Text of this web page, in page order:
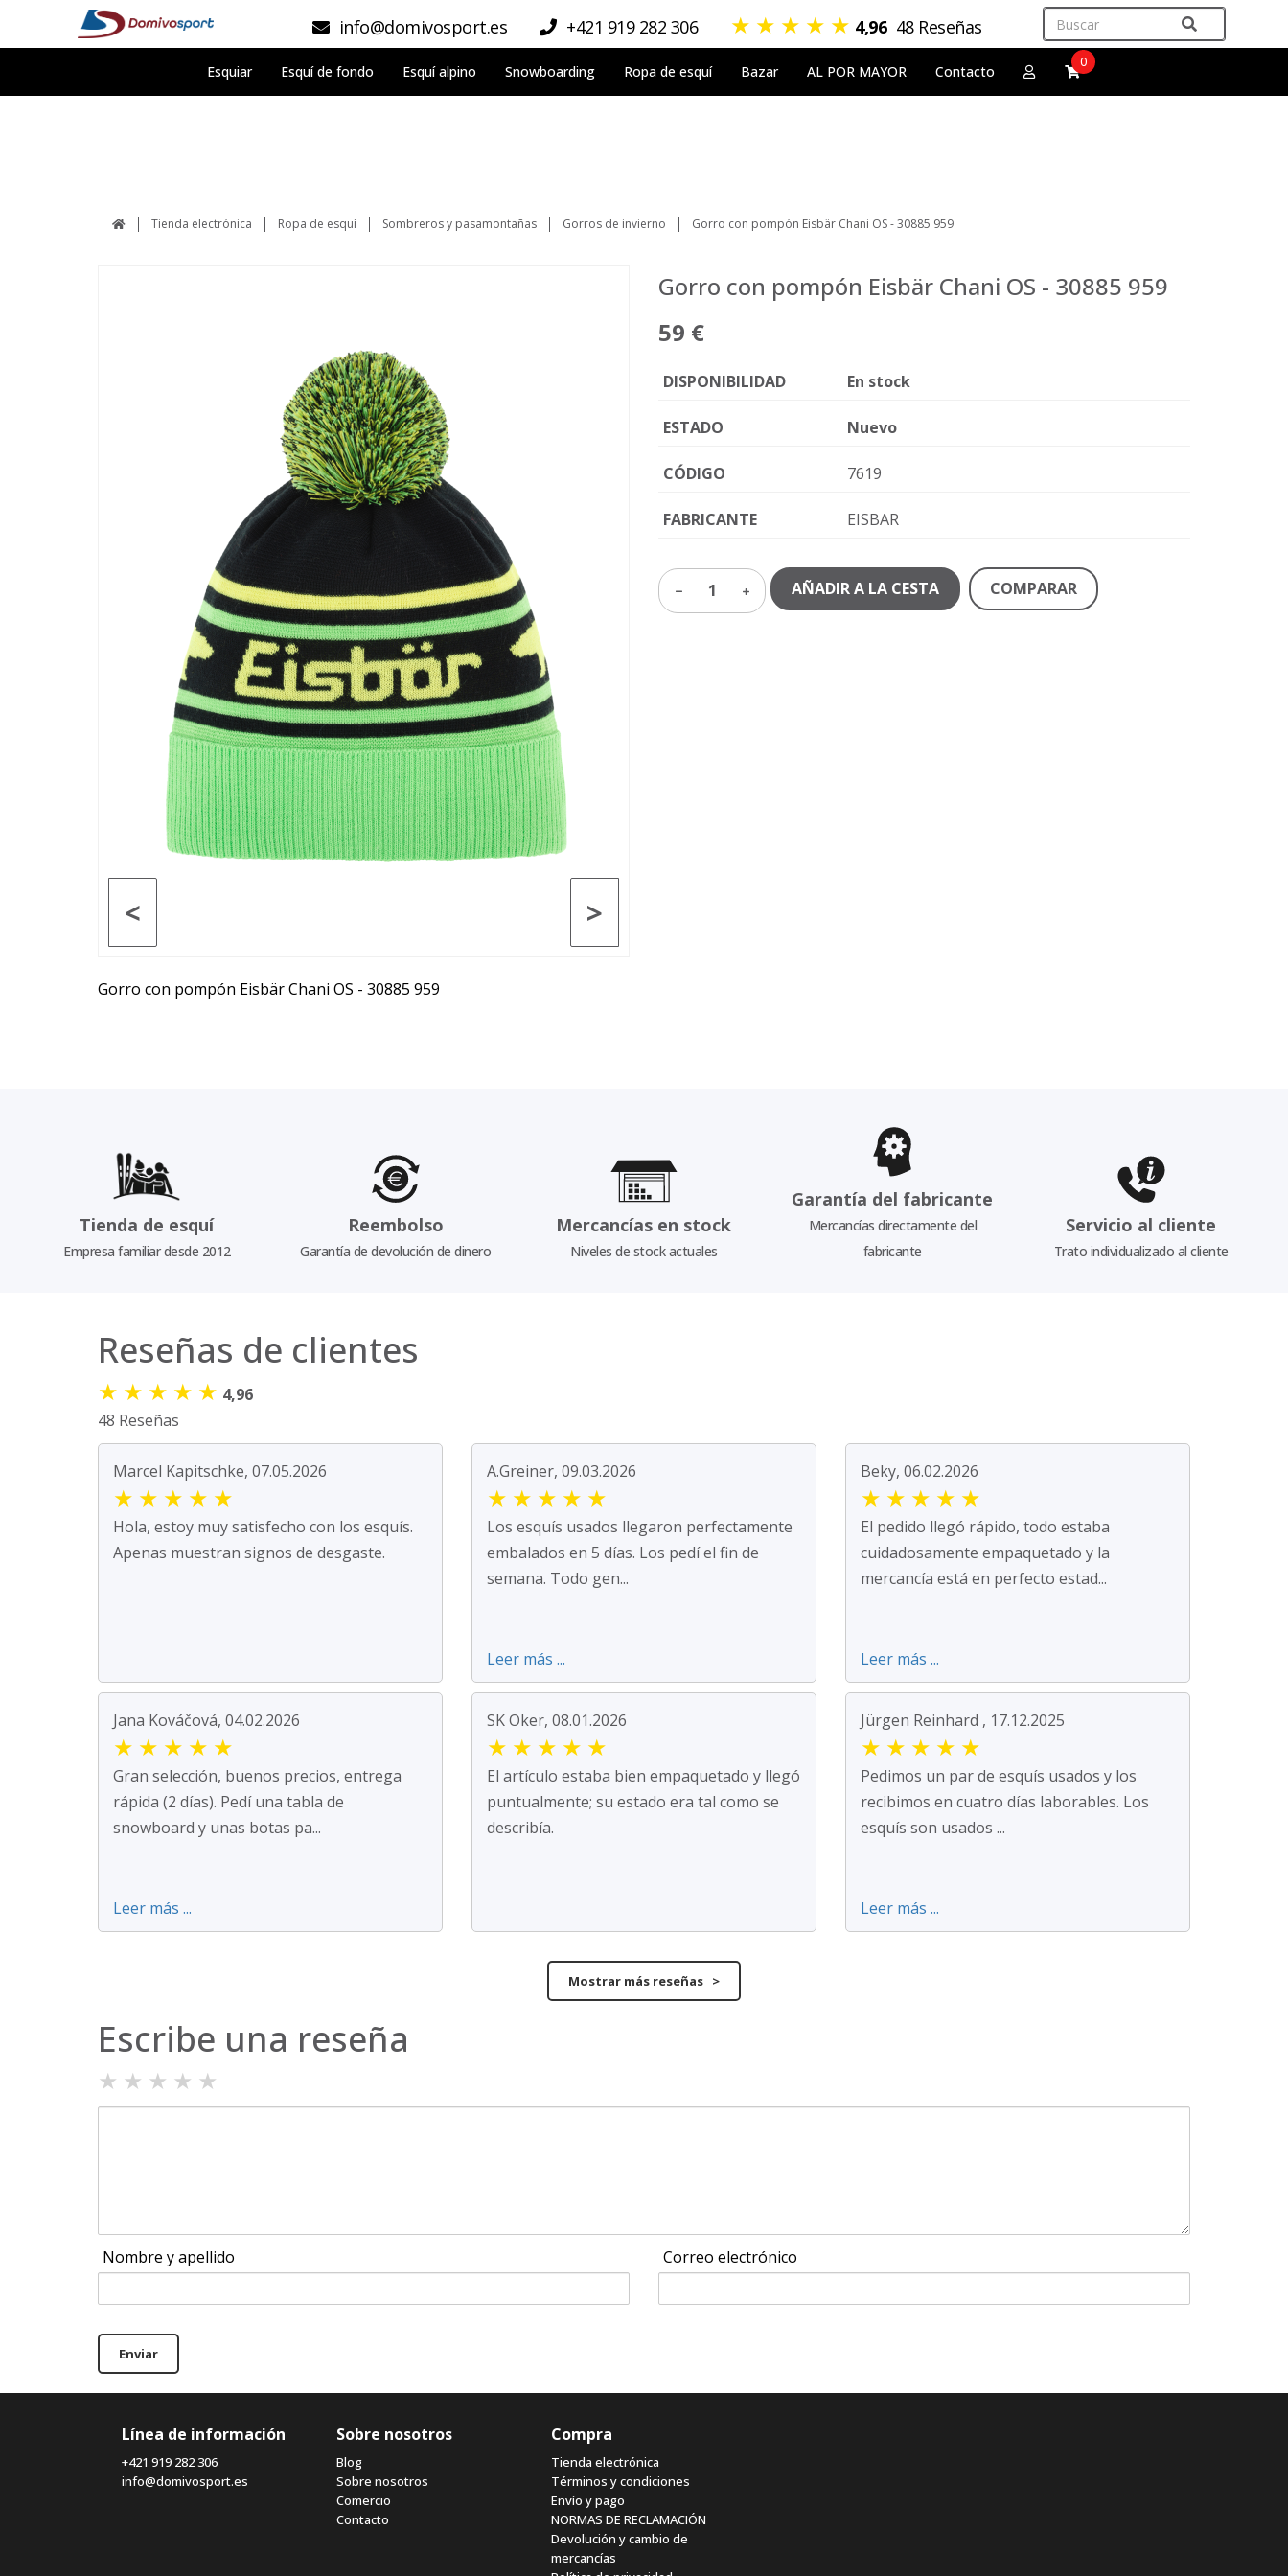
info@domivosport.es +421 919 282 306 ★ ★ ★ ★ ★ 4,96 48 Reseñas
Esquiar Esquí de fondo Esquí alpino Snowboarding Ropa de esquí Bazar AL POR MAYOR Contacto
0
Tienda electrónica Ropa de esquí Sombreros y pasamontañas Gorros de invierno Gorro con pompón Eisbär Chani OS - 30885 959
>
<
Gorro con pompón Eisbär Chani OS - 30885 959
59 €
DISPONIBILIDAD En stock
ESTADO Nuevo
CÓDIGO 7619
FABRICANTE EISBAR
1 AÑADIR A LA CESTA COMPARAR
Gorro con pompón Eisbär Chani OS - 30885 959
Tienda de esquí
Empresa familiar desde 2012
Reembolso
Garantía de devolución de dinero
Mercancías en stock
Niveles de stock actuales
Garantía del fabricante
Mercancías directamente del
fabricante
Servicio al cliente
Trato individualizado al cliente
Reseñas de clientes
★ ★ ★ ★ ★ 4,96
48 Reseñas
Marcel Kapitschke, 07.05.2026
★ ★ ★ ★ ★
Hola, estoy muy satisfecho con los esquís.
Apenas muestran signos de desgaste.
A.Greiner, 09.03.2026
★ ★ ★ ★ ★
Los esquís usados llegaron perfectamente
embalados en 5 días. Los pedí el fin de
semana. Todo gen...
Leer más ...
Beky, 06.02.2026
★ ★ ★ ★ ★
El pedido llegó rápido, todo estaba
cuidadosamente empaquetado y la
mercancía está en perfecto estad...
Leer más ...
Jana Kováčová, 04.02.2026
★ ★ ★ ★ ★
Gran selección, buenos precios, entrega
rápida (2 días). Pedí una tabla de
snowboard y unas botas pa...
Leer más ...
SK Oker, 08.01.2026
★ ★ ★ ★ ★
El artículo estaba bien empaquetado y llegó
puntualmente; su estado era tal como se
describía.
Jürgen Reinhard , 17.12.2025
★ ★ ★ ★ ★
Pedimos un par de esquís usados y los
recibimos en cuatro días laborables. Los
esquís son usados ...
Leer más ...
Mostrar más reseñas >
Escribe una reseña
★ ★ ★ ★ ★
Nombre y apellido Correo electrónico
Enviar
Línea de información
+421 919 282 306
info@domivosport.es
Sobre nosotros
Blog
Sobre nosotros
Comercio
Contacto
Compra
Tienda electrónica
Términos y condiciones
Envío y pago
NORMAS DE RECLAMACIÓN
Devolución y cambio de
mercancías